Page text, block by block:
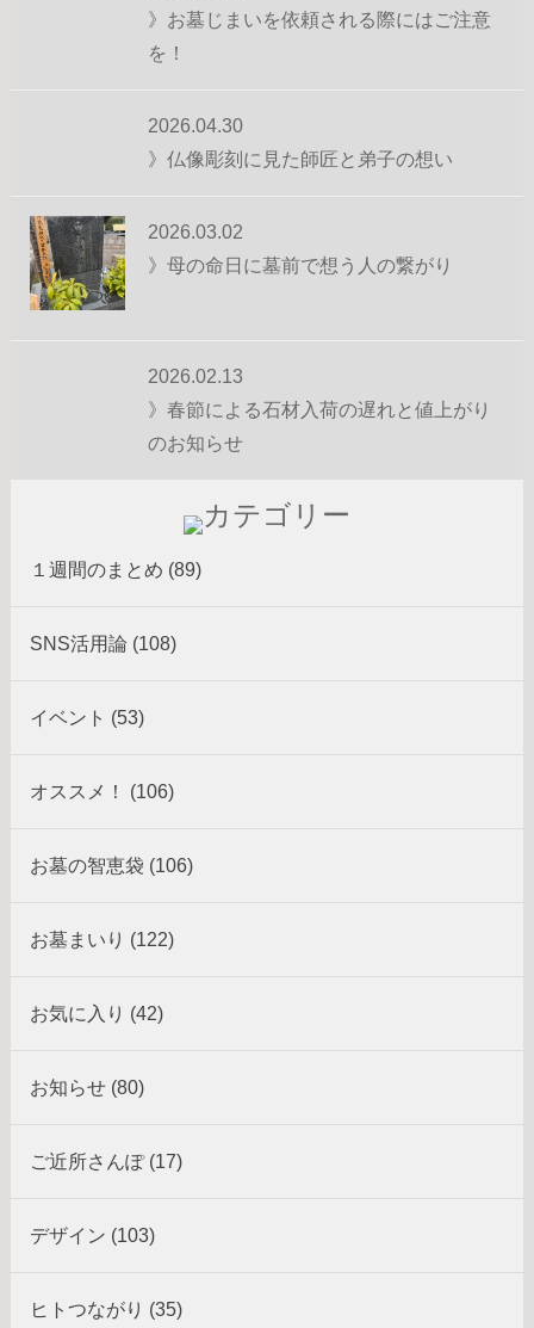
》お墓じまいを依頼される際にはご注意
を！
2026.04.30
》仏像彫刻に見た師匠と弟子の想い
2026.03.02
》母の命日に墓前で想う人の繋がり
2026.02.13
》春節による石材入荷の遅れと値上がり
のお知らせ
１週間のまとめ (89)
SNS活用論 (108)
イベント (53)
オススメ！ (106)
お墓の智恵袋 (106)
お墓まいり (122)
お気に入り (42)
お知らせ (80)
ご近所さんぽ (17)
デザイン (103)
ヒトつながり (35)